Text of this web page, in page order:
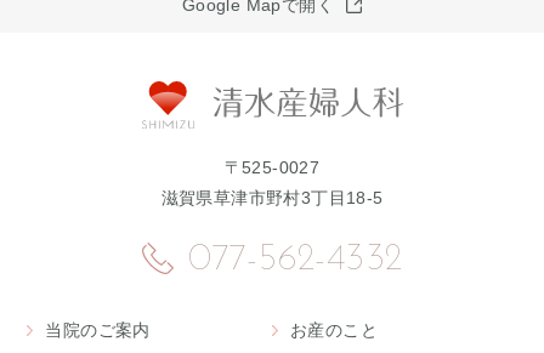
Google Mapで開く
〒525-0027
滋賀県草津市野村3丁目18-5
077-562-4332
当院のご案内 お産のこと